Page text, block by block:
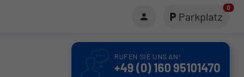
Parkplatz
0
RUFEN SIE UNS AN!
+49 (0) 160 95101470